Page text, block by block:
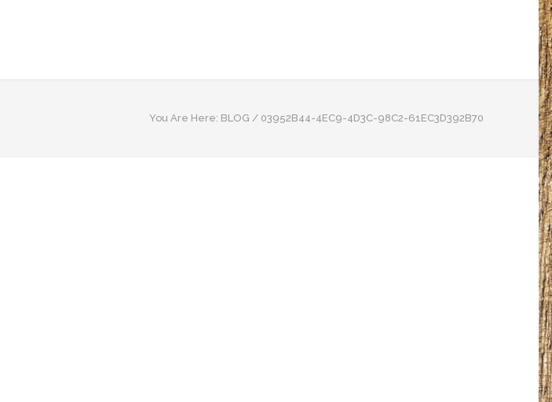
You Are Here: BLOG / 03952B44-4EC9-4D3C-98C2-61EC3D392B70